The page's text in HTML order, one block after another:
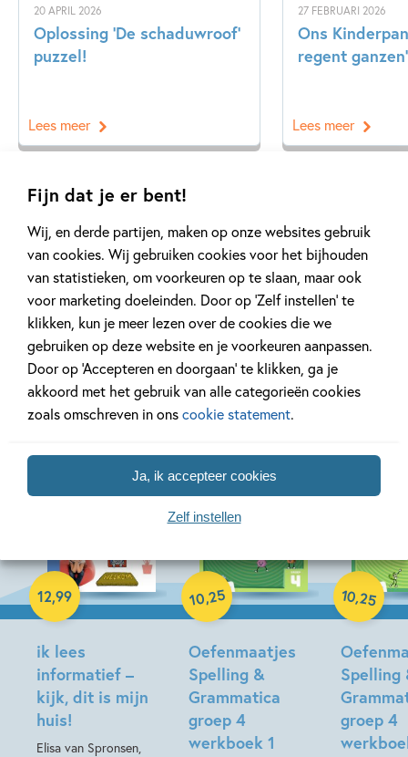
Fijn dat je er bent!
Wij, en derde partijen, maken op onze websites gebruik
van cookies. Wij gebruiken cookies voor het bijhouden
van statistieken, om voorkeuren op te slaan, maar ook
voor marketing doeleinden. Door op ‘Zelf instellen’ te
klikken, kun je meer lezen over de cookies die we
gebruiken op deze website en je voorkeuren aanpassen.
Door op ‘Accepteren en doorgaan’ te klikken, ga je
akkoord met het gebruik van alle categorieën cookies
zoals omschreven in onscookie statement.
Ja, ik accepteer cookies
Zelf instellen
20 APRIL 2026
Oplossing ‘De schaduwroof’
puzzel!
Lees meer
27 FEBRUARI 2026
Ons
regent ganzen’
Lees meer
Bekijk alle artikelen
Meer van deze auteur
ik lees
informatief –
kijk, dit is mijn
huis!
Elisa van Spronsen,
12,99
Hardcover
Oefenmaatjes
Spelling &
Grammatica
groep 4
werkboek 1
10,25
Paperback
Spelling
groep 4
10,25
Paperback